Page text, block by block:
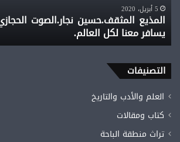
معنا
لكل
العالم.
5 أبريل، 2020
المذيع المثقف.حسين نجار.الصوت
يسافر معنا لكل العالم.
التصنيفات
العلم والأدب والتاريخ
كتاب ومقالات
تراث منطقة الباحة